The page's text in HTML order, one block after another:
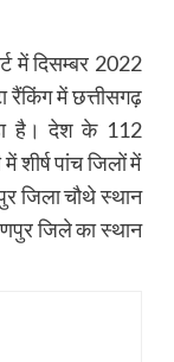
में दिसम्बर 2022
रैंकिंग में छत्तीसगढ़
है। देश के 112
पांच जिलों में
जिला चौथे स्थान
जिले का स्थान